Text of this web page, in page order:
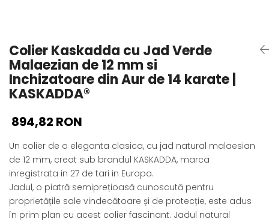
Pandantive cu Perle
Brose cu Perle
Colier Kaskadda cu Jad Verde
Malaezian de 12 mm si
Inchizatoare din Aur de 14 karate |
KASKADDA®
894,82 RON
Un colier de o eleganta clasica, cu jad natural malaesian
de 12 mm, creat sub brandul KASKADDA, marca
inregistrata in 27 de tari in Europa.
Jadul, o piatră semiprețioasă cunoscută pentru
proprietățile sale vindecătoare și de protecție, este adus
în prim plan cu acest colier fascinant. Jadul natural